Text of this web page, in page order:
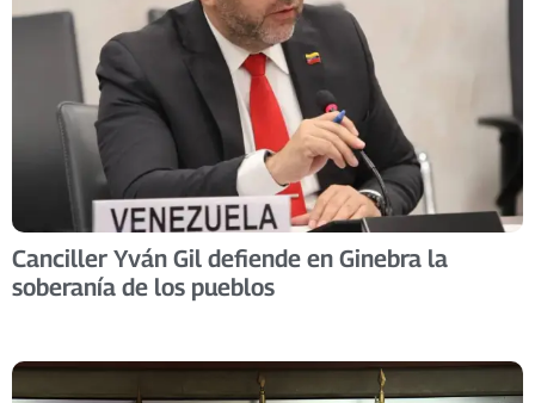
Canciller Yván Gil defiende en Ginebra la
soberanía de los pueblos